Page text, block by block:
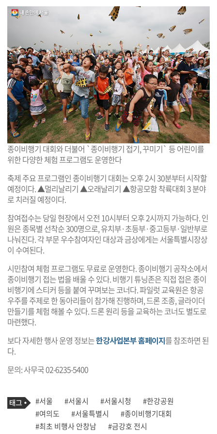
종이비행기 대회와 더불어 `종이비행기 접기, 꾸미기` 등 어린이를
위한 다양한 체험 프로그램도 운영한다
축제 주요 프로그램인 종이비행기 대회는 오후 2시 30분부터 시작할
예정이다. ▲멀리날리기 ▲오래날리기 ▲항공모함 착륙대회 3 분야
로 치러질 예정이다.
참여접수는 당일 현장에서 오전 10시부터 오후 2시까지 가능하다. 인
원은 종목별 선착순 300명으로, 유치부·초등부·중고등부·일반부로
나눠진다. 각 부문 우수참여자인 대상과 금상에게는 서울특별시장상
이 수여된다.
시민참여 체험 프로그램도 무료로 운영한다. 종이비행기 공작소에서
종이비행기 접는 법을 배울 수 있다. 비행기 튜닝존은 직접 접은 종이
비행기에 스티커 등을 붙여 꾸며보는 코너다. 파일럿 교육원은 항공
우주를 주제로 한 동아리들이 참가해 진행하며, 드론 조종, 글라이더
만들기를 체험 해볼 수 있다. 드론 원리 등을 교육하는 코너도 별도로
마련했다.
보다 자세한 행사 운영 정보는한강사업본부 홈페이지를 참조하면 된
다.
문의: 사무국 02-6235-5400
기
사
관
련
태
태
그
#서울 #서울시 #서울시청
#한강공원
#여의도
#서울특별시
#종이비행기대회
#최초 비행사 안창남
#금강호 전시